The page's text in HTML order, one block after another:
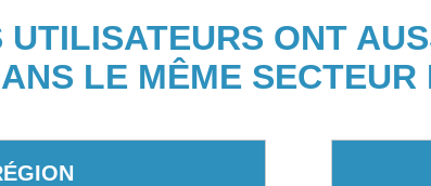
UTILISATEURS ONT
LE MÊME SECTEUR